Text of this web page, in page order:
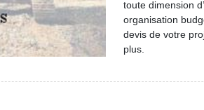
toute dimension
organisation
devis de votre
plus.